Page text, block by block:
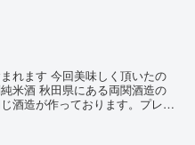
れます 今回美味しく頂いたの
酒 秋田県にある両関酒造の
酒造が作っております。プレミ